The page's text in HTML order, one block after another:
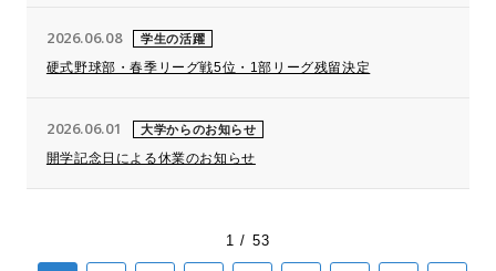
2026.06.08 学生の活躍
硬式野球部・春季リーグ戦5位・1部リーグ残留決定
2026.06.01 大学からのお知らせ
開学記念日による休業のお知らせ
1 / 53